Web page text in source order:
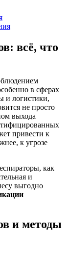
всё, что
в сферах
и логистики,
не просто
выхода
привести к
к угрозе
как
и
выгодно
и методы